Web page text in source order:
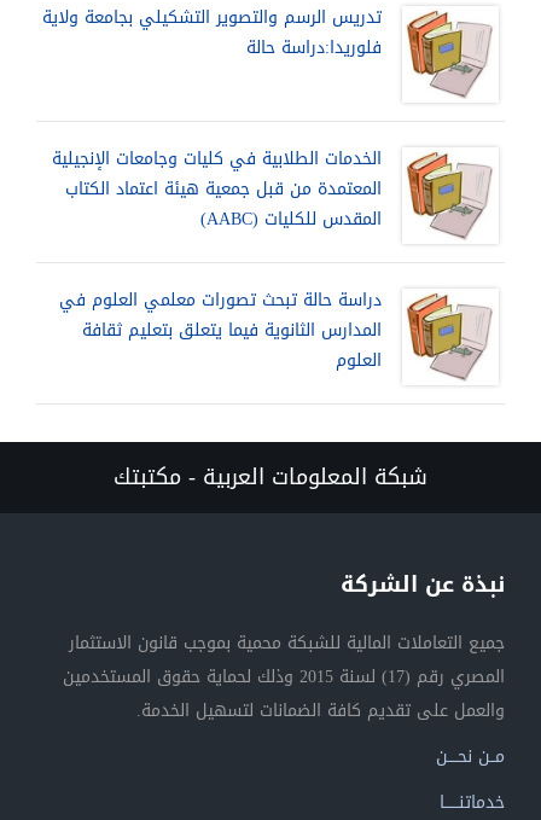
تدريس الرسم والتصوير التشكيلي بجامعة ولاية
فلوريدا:دراسة حالة
الخدمات الطلابية في كليات وجامعات الإنجيلية
المعتمدة من قبل جمعية هيئة اعتماد الكتاب
المقدس للكليات (AABC)
دراسة حالة تبحث تصورات معلمي العلوم في
المدارس الثانوية فيما يتعلق بتعليم ثقافة
العلوم
شبكة المعلومات العربية - مكتبتك
نبذة عن الشركة
جميع التعاملات المالية للشبكة محمية بموجب قانون الاستثمار
المصري رقم (17) لسنة 2015 وذلك لحماية حقوق المستخدمين
والعمل على تقديم كافة الضمانات لتسهيل الخدمة.
مــن نحــــن
خدماتنــــــا